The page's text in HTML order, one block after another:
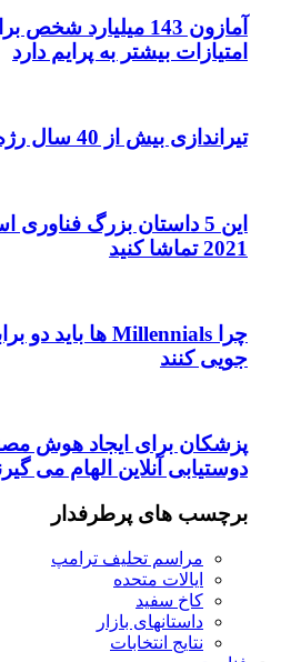
آمازون 143 میلیارد شخص
امتیازات بیشتر به پرایم دارد
تیراندازی بیش از 40 سال رژه هالووین نیویورک
این 5 داستان بزرگ فناوری
2021 تماشا کنید
جویی کنند
پزشکان برای ایجاد هوش
دوستیابی آنلاین الهام می گیرند
برچسب های پرطرفدار
مراسم تحلیف ترامپ
ایالات متحده
کاخ سفید
داستانهای بازار
نتایج انتخابات